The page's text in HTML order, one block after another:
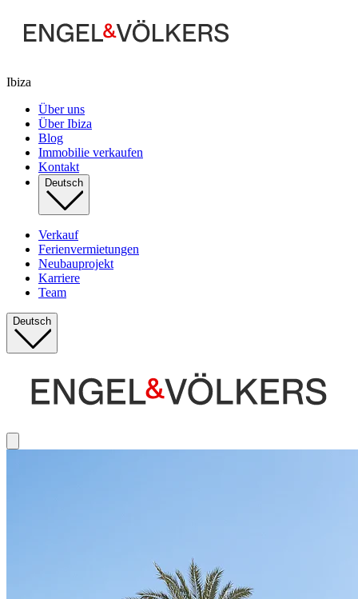
Ibiza
Über uns
Über Ibiza
Blog
Immobilie verkaufen
Kontakt
Deutsch
Verkauf
Ferienvermietungen
Neubauprojekt
Karriere
Team
Deutsch